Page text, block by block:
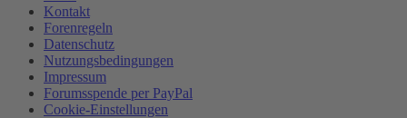
Kontakt
Forenregeln
Datenschutz
Nutzungsbedingungen
Impressum
Forumsspende per PayPal
Cookie-Einstellungen